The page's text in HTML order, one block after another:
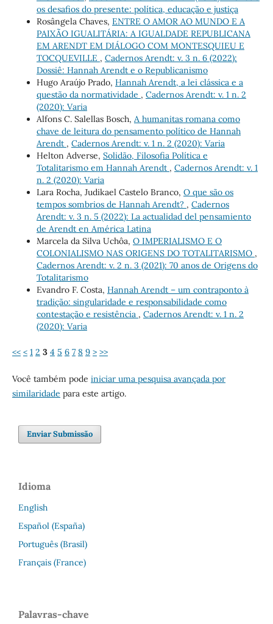
os desafios do presente: política, educação e justiça
Rosângela Chaves, ENTRE O AMOR AO MUNDO E A
PAIXÃO IGUALITÁRIA: A IGUALDADE REPUBLICANA
EM ARENDT EM DIÁLOGO COM MONTESQUIEU E
TOCQUEVILLE , Cadernos Arendt: v. 3 n. 6 (2022):
Dossiê: Hannah Arendt e o Republicanismo
Hugo Araújo Prado, Hannah Arendt, a lei clássica e a
questão da normatividade , Cadernos Arendt: v. 1 n. 2
(2020): Varia
Alfons C. Salellas Bosch, A humanitas romana como
chave de leitura do pensamento político de Hannah
Arendt , Cadernos Arendt: v. 1 n. 2 (2020): Varia
Helton Adverse, Solidão, Filosofia Política e
Totalitarismo em Hannah Arendt , Cadernos Arendt: v. 1
n. 2 (2020): Varia
Lara Rocha, Judikael Castelo Branco, O que são os
tempos sombrios de Hannah Arendt? , Cadernos
Arendt: v. 3 n. 5 (2022): La actualidad del pensamiento
de Arendt en América Latina
Marcela da Silva Uchôa, O IMPERIALISMO E O
COLONIALISMO NAS ORIGENS DO TOTALITARISMO ,
Cadernos Arendt: v. 2 n. 3 (2021): 70 anos de Origens do
Totalitarismo
Evandro F. Costa, Hannah Arendt – um contraponto à
tradição: singularidade e responsabilidade como
contestação e resistência , Cadernos Arendt: v. 1 n. 2
(2020): Varia
<< < 1 2 3 4 5 6 7 8 9 > >>
Você também pode iniciar uma pesquisa avançada por
similaridade para este artigo.
Enviar Submissão
Idioma
English
Español (España)
Português (Brasil)
Français (France)
Palavras-chave